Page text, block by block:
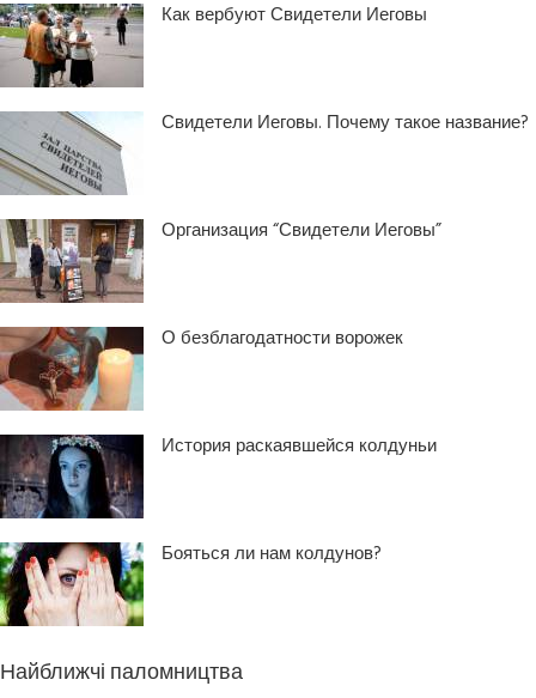
Как вербуют Свидетели Иеговы
Свидетели Иеговы. Почему такое название?
Организация “Свидетели Иеговы”
О безблагодатности ворожек
История раскаявшейся колдуньи
Бояться ли нам колдунов?
Найближчі паломництва